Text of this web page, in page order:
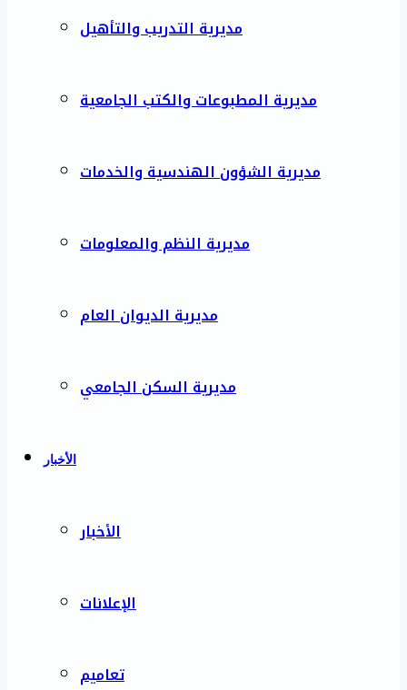
مديرية التدريب والتأهيل
مديرية المطبوعات والكتب الجامعية
مديرية الشؤون الهندسية والخدمات
مديرية النظم والمعلومات
مديرية الديوان العام
مديرية السكن الجامعي
الأخبار
الأخبار
الإعلانات
تعاميم